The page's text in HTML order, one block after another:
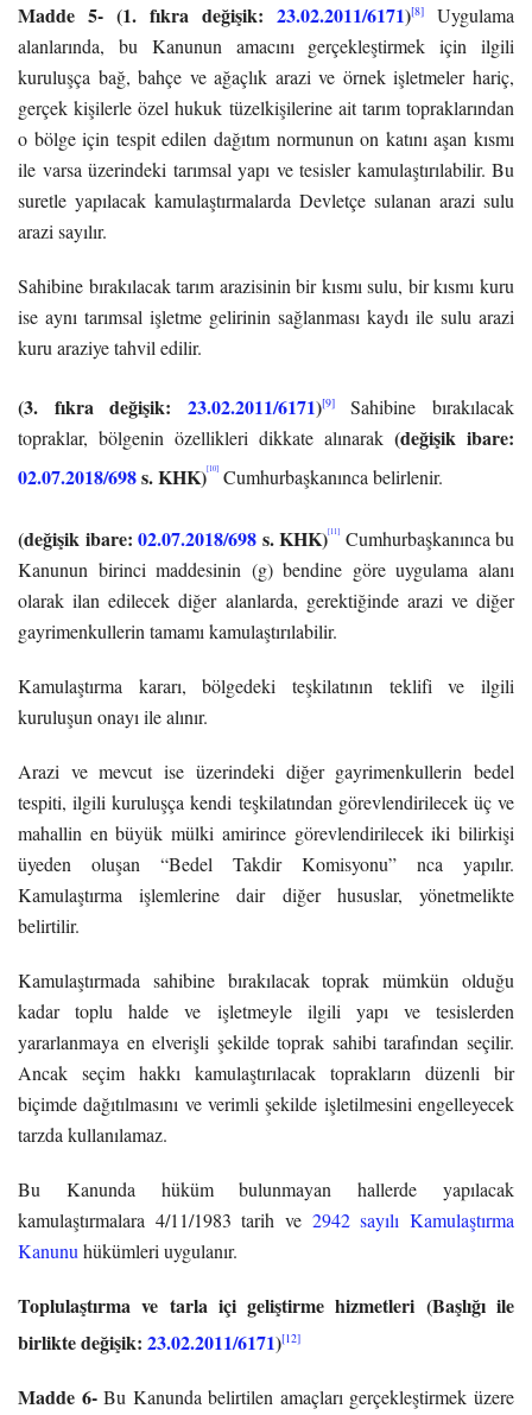
Madde 5- (1. fıkra değişik: 23.02.2011/6171)[8]
Uygulama
alanlarında, bu Kanunun amacını gerçekleştirmek için ilgili
kuruluşça bağ, bahçe ve ağaçlık arazi ve örnek işletmeler hariç,
gerçek kişilerle özel hukuk tüzelkişilerine ait tarım topraklarından
o bölge için tespit edilen dağıtım normunun on katını aşan kısmı
ile varsa üzerindeki tarımsal yapı ve tesisler kamulaştırılabilir. Bu
suretle yapılacak kamulaştırmalarda Devletçe sulanan arazi sulu
arazi sayılır.
Sahibine bırakılacak tarım arazisinin bir kısmı sulu, bir kısmı kuru
ise aynı tarımsal işletme gelirinin sağlanması kaydı ile sulu arazi
kuru araziye tahvil edilir.
(3. fıkra değişik: 23.02.2011/6171)[9]Sahibine bırakılacak
topraklar, bölgenin özellikleri dikkate alınarak (değişik ibare:
02.07.2018/698s. KHK)[10] Cumhurbaşkanınca belirlenir.
(değişik ibare: 02.07.2018/698 s. KHK)[11] Cumhurbaşkanınca bu
Kanunun birinci maddesinin (g) bendine göre uygulama alanı
olarak ilan edilecek diğer alanlarda, gerektiğinde arazi ve diğer
gayrimenkullerin tamamı kamulaştırılabilir.
Kamulaştırma kararı, bölgedeki teşkilatının teklifi ve ilgili
kuruluşun onayı ile alınır.
Arazi ve mevcut ise üzerindeki diğer gayrimenkullerin bedel
tespiti, ilgili kuruluşça kendi teşkilatından görevlendirilecek üç ve
mahallin en büyük mülki amirince görevlendirilecek iki bilirkişi
üyeden oluşan “Bedel Takdir Komisyonu” nca yapılır.
Kamulaştırma işlemlerine dair diğer hususlar, yönetmelikte
belirtilir.
Kamulaştırmada sahibine bırakılacak toprak mümkün olduğu
kadar toplu halde ve işletmeyle ilgili yapı ve tesislerden
yararlanmaya en elverişli şekilde toprak sahibi tarafından seçilir.
Ancak seçim hakkı kamulaştırılacak toprakların düzenli bir
biçimde dağıtılmasını ve verimli şekilde işletilmesini engelleyecek
tarzda kullanılamaz.
Bu Kanunda hüküm bulunmayan hallerde yapılacak
kamulaştırmalara 4/11/1983 tarih ve 2942 sayılı Kamulaştırma
Kanunuhükümleri uygulanır.
Toplulaştırma ve tarla içi geliştirme hizmetleri (Başlığı ile
birlikte değişik: 23.02.2011/6171)[12]
Madde 6-Bu Kanunda belirtilen amaçları gerçekleştirmek üzere